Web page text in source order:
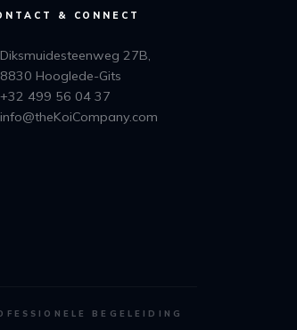
& CONNECT
Diksmuidesteenweg 27B,
8830 Hooglede-Gits
+32 499 56 04 37
info@theKoiCompany.com
BEGELEIDING